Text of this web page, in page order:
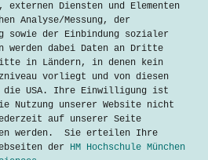
Diensten und Elementen
Analyse/Messung, der
sowie der Einbindung sozialer
werden dabei Daten an Dritte
in Ländern, in denen kein
vorliegt und von diesen
USA. Ihre Einwilligung ist
unserer Website nicht
auf unserer Seite
werden. Sie erteilen Ihre
der HM Hochschule München
Wikinger als
leider bin ich zu
deutsch.“ Das ist
von
an der Hochschule
Ergebnis eines DNA-
befinden sich